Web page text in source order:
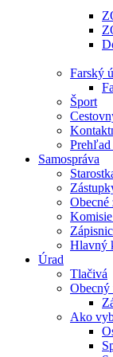
Farský
Šport
Prehľad
Samospráva
Obecné
Hlavný
Úrad
Tlačivá
Obecný
Ako